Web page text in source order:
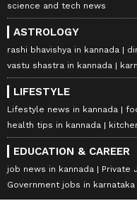
science and tech news
ASTROLOGY
rashi bhavishya in kannada
vastu shastra in kannada
LIFESTYLE
Lifestyle news in kannada
health tips in kannada
EDUCATION & CAREER
job news in kannada Private
Government jobs in karnataka